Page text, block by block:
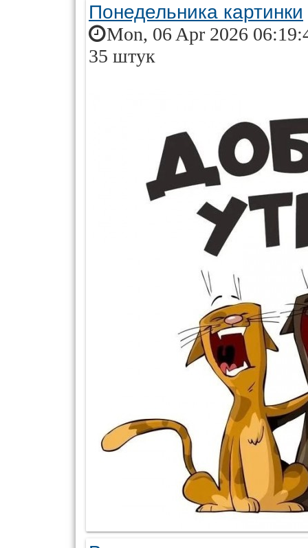
Понедельника картинки
Mon, 06 Apr 2026
35 штук